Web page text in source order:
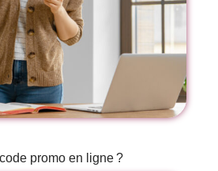
promo en ligne ?